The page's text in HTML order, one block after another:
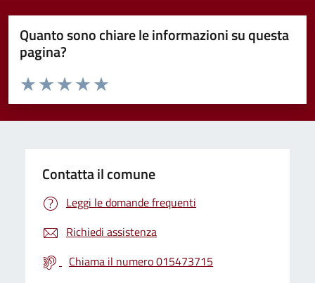
Quanto sono chiare le informazioni su questa
pagina?
Valuta da 1 a 5 stelle la pagina
Valuta 5 stelle su 5
Valuta 4 stelle su 5
Valuta 3 stelle su 5
Valuta 2 stelle su 5
Valuta 1 stelle su 5
Contatta il comune
Leggi le domande frequenti
Richiedi assistenza
Chiama il numero 015473715